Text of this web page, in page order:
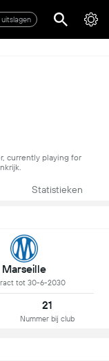
currently playing for
Statistieken
Marseille
tot 30-6-2030
21
Nummer bij club